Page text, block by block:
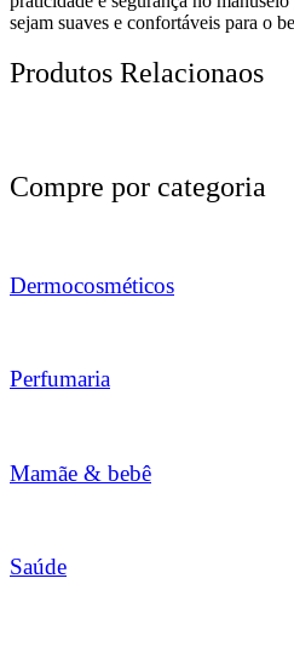
sejam suaves e confortáveis para o
Produtos Relacionaos
Compre por categoria
Dermocosméticos
Perfumaria
Mamãe & bebê
Saúde